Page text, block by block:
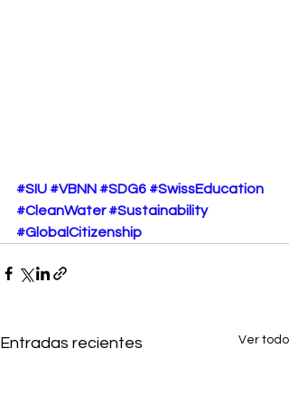
#SIU #VBNN #SDG6 #SwissEducation
#CleanWater #Sustainability
#GlobalCitizenship
Entradas recientes Ver todo